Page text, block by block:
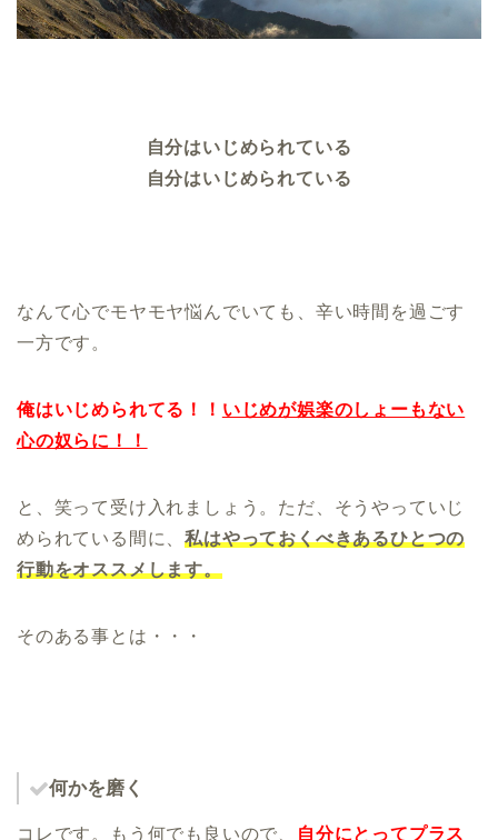
自分はいじめられている
自分はいじめられている
なんて心でモヤモヤ悩んでいても、辛い時間を過ごす
一方です。
俺はいじめられてる！！ いじめが娯楽のしょーもない
心の奴らに！！
と、笑って受け入れましょう。ただ、そうやっていじ
められている間に、私はやっておくべきあるひとつの
行動をオススメします。
そのある事とは・・・
何かを磨く
コレです。もう何でも良いので、 自分にとってプラス